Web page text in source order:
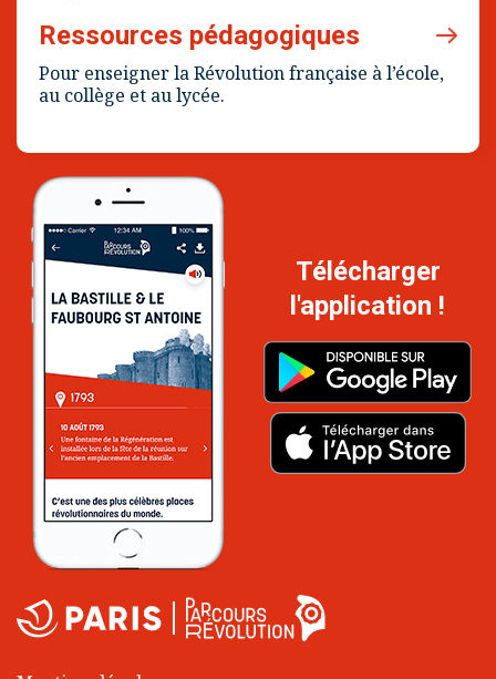
Ressources pédagogiques
Pour enseigner la Révolution française à l’école,
au collège et au lycée.
Télécharger
l'application !